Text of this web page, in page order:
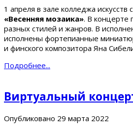
1 апреля в зале колледжа искусств
«Весенняя мозаика». В концерте
разных стилей и жанров. В
исполнены фортепианные
и финского композитора Яна
Подробнее...
Виртуальный
Опубликовано 29 марта 2022